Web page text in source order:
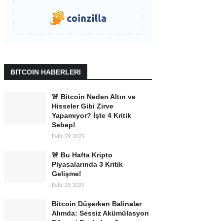
BITCOIN HABERLERI
🚨 Bitcoin Neden Altın ve
Hisseler Gibi Zirve
Yapamıyor? İşte 4 Kritik
Sebep!
Eylül 29, 2025
🚨 Bu Hafta Kripto
Piyasalarında 3 Kritik
Gelişme!
Eylül 29, 2025
Bitcoin Düşerken Balinalar
Alımda: Sessiz Akümülasyon